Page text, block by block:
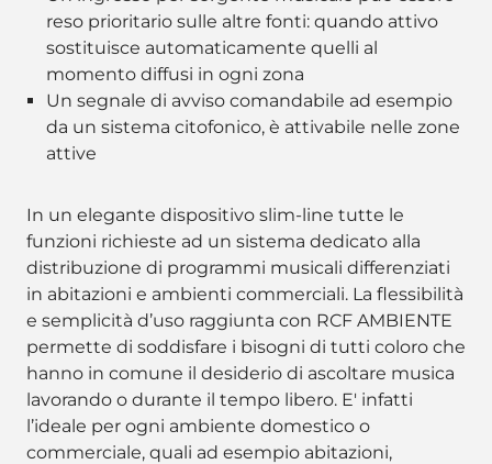
reso prioritario sulle altre fonti: quando attivo
sostituisce automaticamente quelli al
momento diffusi in ogni zona
Un segnale di avviso comandabile ad esempio
da un sistema citofonico, è attivabile nelle zone
attive
In un elegante dispositivo slim-line tutte le
funzioni richieste ad un sistema dedicato alla
distribuzione di programmi musicali differenziati
in abitazioni e ambienti commerciali. La flessibilità
e semplicità d’uso raggiunta con RCF AMBIENTE
permette di soddisfare i bisogni di tutti coloro che
hanno in comune il desiderio di ascoltare musica
lavorando o durante il tempo libero. E' infatti
l’ideale per ogni ambiente domestico o
commerciale, quali ad esempio abitazioni,